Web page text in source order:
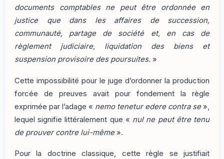
documents comptables ne peut être ordonnée en
justice que dans les affaires de succession,
communauté, partage de société et, en cas de
règlement judiciaire, liquidation des biens et
suspension provisoire des poursuites. »
Cette impossibilité pour le juge d’ordonner la production
forcée de preuves avait pour fondement la règle
exprimée par l’adage « nemo tenetur edere contra se»,
lequel signifie littéralement que « nul ne peut être tenu
de prouver contre lui-même».
Pour la doctrine classique, cette règle se justifiait